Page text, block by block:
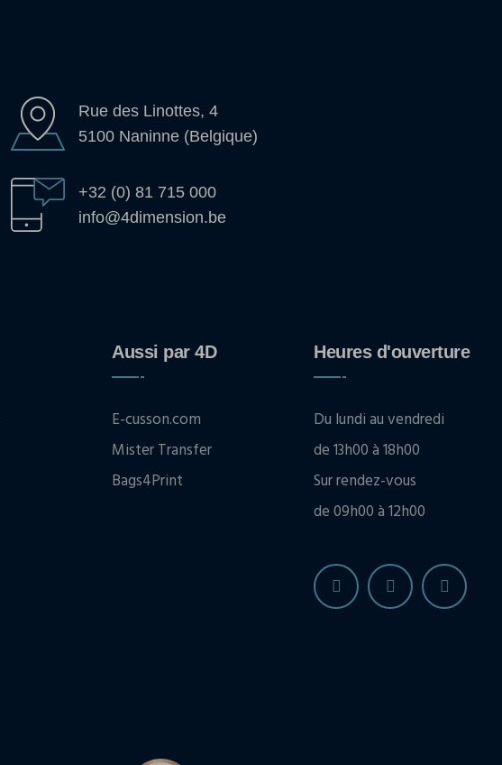
Rue des Linottes, 4
5100 Naninne (Belgique)
+32 (0) 81 715 000
info@4dimension.be
Aussi par 4D
E-cusson.com
Mister Transfer
Bags4Print
Heures d'ouverture
Du lundi au vendredi
de 13h00 à 18h00
Sur rendez-vous
de 09h00 à 12h00